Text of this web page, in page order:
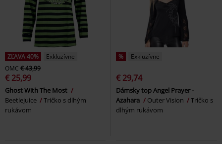
ZĽAVA 40%
Exkluzívne
OMC € 43,99
€ 25,99
Ghost With The Most
Beetlejuice
Tričko s dlhým
rukávom
% Exkluzívne
€ 29,74
Dámsky top Angel Prayer -
Azahara
Outer Vision
Tričko s
dlhým rukávom